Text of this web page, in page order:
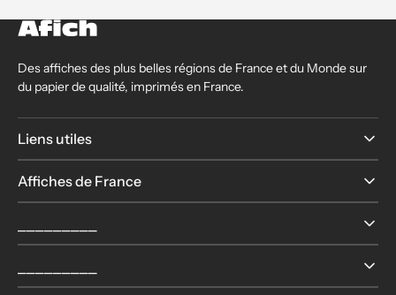
Des affiches des plus belles régions de France et du Monde sur
du papier de qualité, imprimés en France.
Liens utiles
Affiches de France